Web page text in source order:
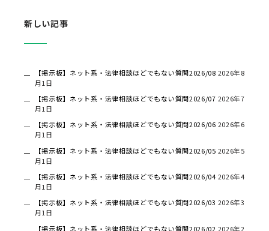
新しい記事
【掲示板】ネット系・法律相談ほどでもない質問2026/08 2026年8
月1日
【掲示板】ネット系・法律相談ほどでもない質問2026/07 2026年7
月1日
【掲示板】ネット系・法律相談ほどでもない質問2026/06 2026年6
月1日
【掲示板】ネット系・法律相談ほどでもない質問2026/05 2026年5
月1日
【掲示板】ネット系・法律相談ほどでもない質問2026/04 2026年4
月1日
【掲示板】ネット系・法律相談ほどでもない質問2026/03 2026年3
月1日
【掲示板】ネット系・法律相談ほどでもない質問2026/02 2026年2